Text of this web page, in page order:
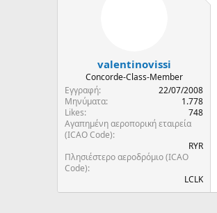
valentinovissi
Concorde-Class-Member
Εγγραφή
22/07/2008
Μηνύματα
1.778
Likes
748
Αγαπημένη αεροπορική εταιρεία
(ICAO Code)
RYR
Πλησιέστερο αεροδρόμιο (ICAO
Code)
LCLK